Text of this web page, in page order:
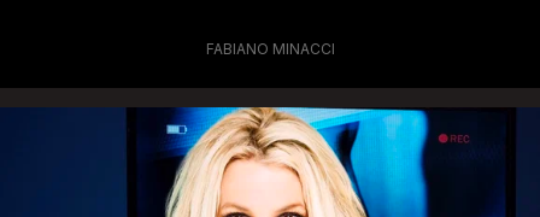
FABIANO MINACCI